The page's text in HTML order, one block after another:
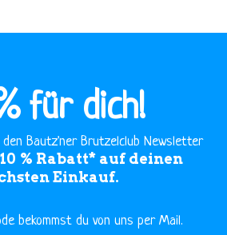
für dich!
Bautz'ner Brutzelclub Newsletter
% Rabatt* auf deinen
Einkauf.
bekommst du von uns per Mail.